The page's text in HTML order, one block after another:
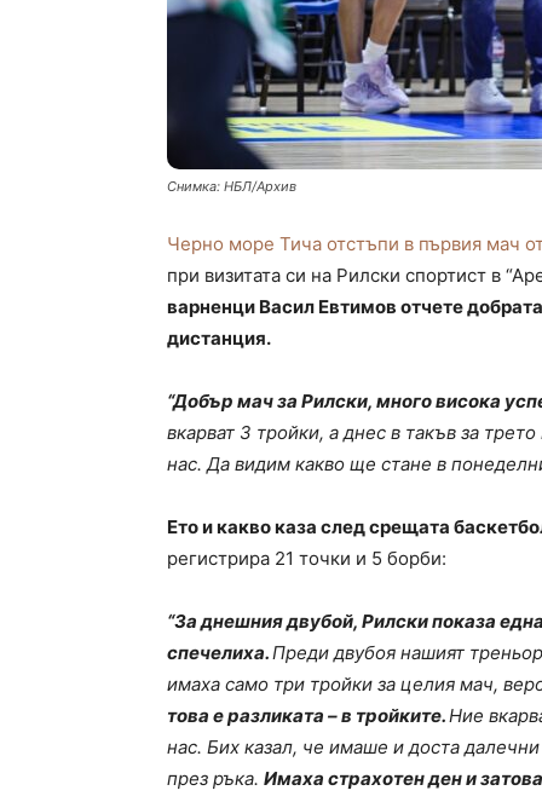
Снимка: НБЛ/Архив
Черно море Тича отстъпи в първия мач
при визитата си на Рилски спортист в
варненци Васил Евтимов отчете
дистанция.
“Добър мач за Рилски, много висока
вкарват 3 тройки, а днес в такъв за
нас. Да видим какво ще стане в
Ето и какво каза след срещата
регистрира 21 точки и 5 борби:
“За днешния двубой, Рилски показа
спечелиха.Преди двубоя нашият
имаха само три тройки за целия мач,
това е разликата – в тройките.Ние
нас. Бих казал, че имаше и доста
през ръка. Имаха страхотен ден и